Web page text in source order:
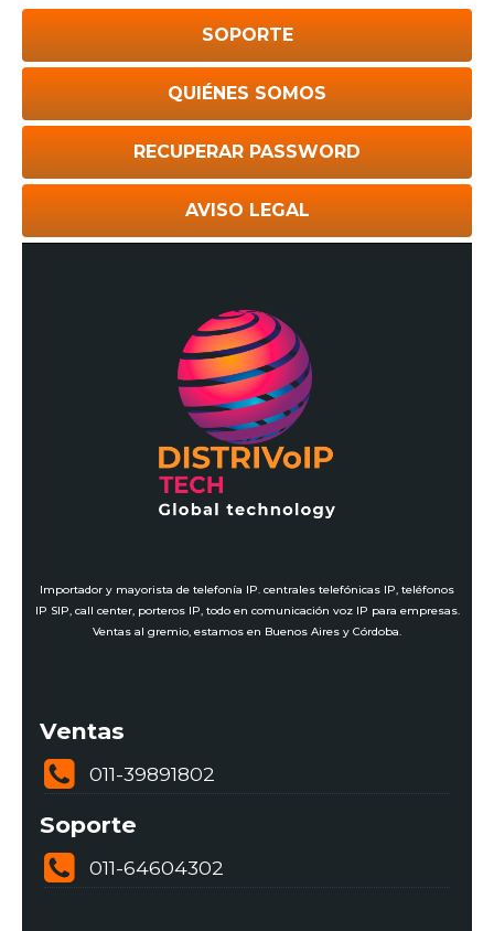
SOPORTE
QUIÉNES SOMOS
RECUPERAR PASSWORD
AVISO LEGAL
Importador y mayorista de telefonía IP. centrales telefónicas IP, teléfonos
IP SIP, call center, porteros IP, todo en comunicación voz IP para empresas.
Ventas al gremio, estamos en Buenos Aires y Córdoba.
Ventas
011-39891802
Soporte
011-64604302